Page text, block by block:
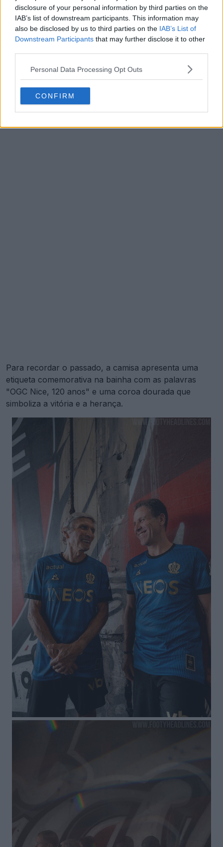
disclosure of your personal information by third parties on the
IAB’s list of downstream participants. This information may
also be disclosed by us to third parties on the IAB’s List of
Downstream Participants that may further disclose it to other
Personal Data Processing Opt Outs
CONFIRM
Para recordar o passado, a camisa apresenta uma
etiqueta comemorativa na bainha com as palavras
"OGC Nice, 120 anos" e uma coroa dourada que
simboliza a vitória e a herança.